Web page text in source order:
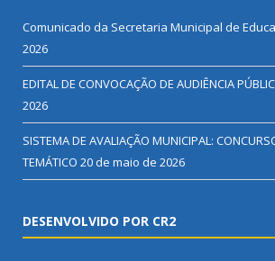
Comunicado da Secretaria Municipal de
2026
EDITAL DE CONVOCAÇÃO DE AUDIÊNCIA
2026
SISTEMA DE AVALIAÇÃO MUNICIPAL:
TEMÁTICO 20 de maio de 2026
DESENVOLVIDO POR CR2